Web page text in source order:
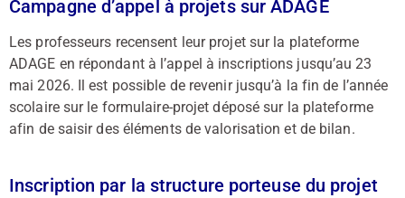
Campagne d’appel à projets sur ADAGE
Les professeurs recensent leur projet sur la plateforme
ADAGE en répondant à l’appel à inscriptions jusqu’au 23
mai 2026. Il est possible de revenir jusqu’à la fin de l’année
scolaire sur le formulaire-projet déposé sur la plateforme
afin de saisir des éléments de valorisation et de bilan.
Inscription par la structure porteuse du projet